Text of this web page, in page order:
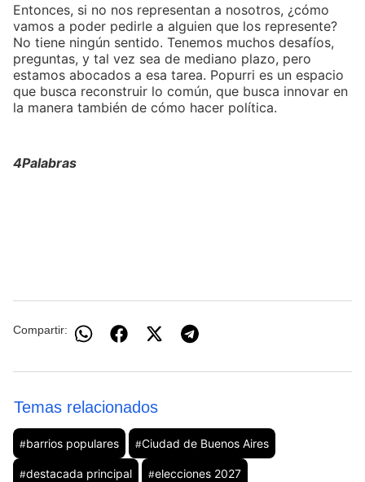
Entonces, si no nos representan a nosotros, ¿cómo
vamos a poder pedirle a alguien que los represente?
No tiene ningún sentido. Tenemos muchos desafíos,
preguntas, y tal vez sea de mediano plazo, pero
estamos abocados a esa tarea. Popurri es un espacio
que busca reconstruir lo común, que busca innovar en
la manera también de cómo hacer política.
4Palabras
Compartir:
Temas relacionados
#barrios populares #Ciudad de Buenos Aires
#destacada principal #elecciones 2027